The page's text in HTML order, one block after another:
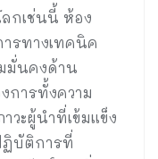
ลกเช่นนี้ ห้อง
รทางเทคนิค
มั่นคงด้าน
การทั้งความ
วะผู้นำที่เข้มแข็ง
ฏิบัติการที่